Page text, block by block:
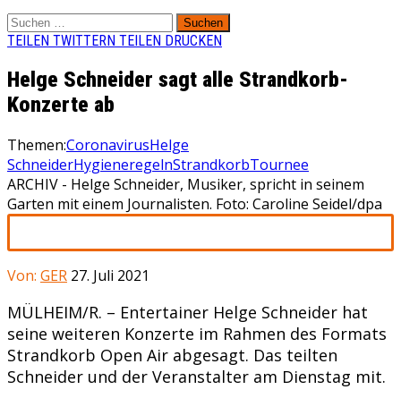
Suchen
nach:
TEILEN TWITTERN TEILEN DRUCKEN
Helge Schneider sagt alle Strandkorb-
Konzerte ab
Themen:CoronavirusHelge
SchneiderHygieneregelnStrandkorbTournee
ARCHIV - Helge Schneider, Musiker, spricht in seinem
Garten mit einem Journalisten. Foto: Caroline Seidel/dpa
Von: GER 27. Juli 2021
MÜLHEIM/R. – Entertainer Helge Schneider hat
seine weiteren Konzerte im Rahmen des Formats
Strandkorb Open Air abgesagt. Das teilten
Schneider und der Veranstalter am Dienstag mit.